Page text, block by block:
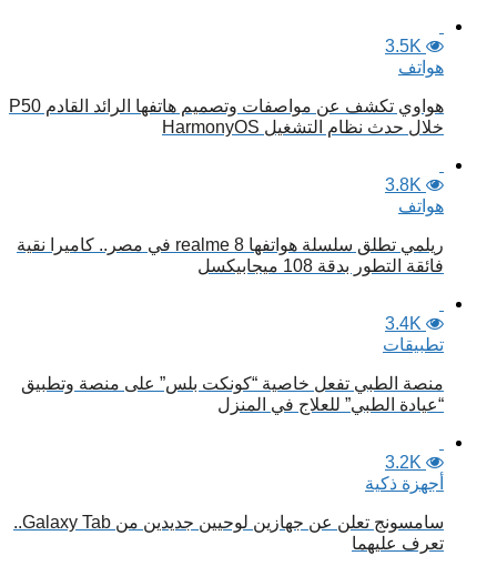
3.5K
هواتف
هواوي تكشف عن مواصفات وتصميم هاتفها الرائد القادم P50
خلال حدث نظام التشغيل HarmonyOS
3.8K
هواتف
ريلمي تطلق سلسلة هواتفها realme 8 في مصر.. كاميرا نقية
فائقة التطور بدقة 108 ميجابيكسل
3.4K
تطبيقات
منصة الطبي تفعل خاصية “كونكت بلس” على منصة وتطبيق
“عيادة الطبي” للعلاج في المنزل
3.2K
أجهزة ذكية
سامسونج تعلن عن جهازين لوحيين جديدين من Galaxy Tab..
تعرف عليهما